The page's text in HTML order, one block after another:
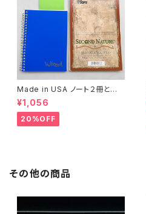
Made in USA ノート２冊とお
まけ
¥1,056
20%OFF
その他の商品